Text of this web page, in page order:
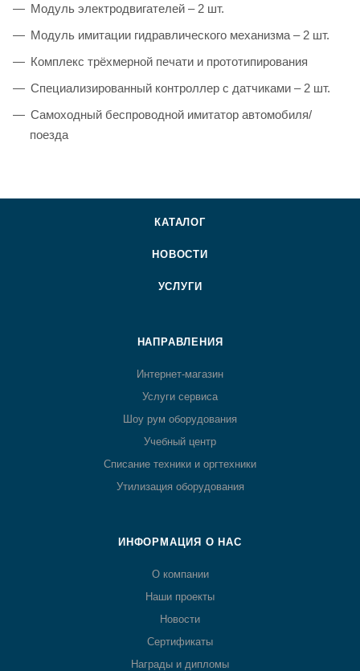
Модуль электродвигателей – 2 шт.
Модуль имитации гидравлического механизма – 2 шт.
Комплекс трёхмерной печати и прототипирования
Специализированный контроллер с датчиками – 2 шт.
Самоходный беспроводной имитатор автомобиля/
поезда
КАТАЛОГ
НОВОСТИ
УСЛУГИ
НАПРАВЛЕНИЯ
Интернет-магазин
Услуги сервиса
Шоу рум оборудования
Учебный центр
Списание техники и оргтехники
Утилизация оборудования
ИНФОРМАЦИЯ О НАС
О компании
Наши проекты
Новости
Сертификаты
Награды и дипломы